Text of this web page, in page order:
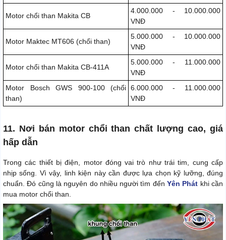
Motor chổi than Makita CB
4.000.000 - 10.000.000
VNĐ
Motor Maktec MT606 (chổi than)
5.000.000 - 10.000.000
VNĐ
Motor chổi than Makita CB-411A
5.000.000 - 11.000.000
VNĐ
Motor Bosch GWS 900-100 (chổi
than)
6.000.000 - 11.000.000
VNĐ
11. Nơi bán motor chổi than chất lượng cao, giá
hấp dẫn
Trong các thiết bị điện, motor đóng vai trò như trái tim, cung cấp
nhịp sống. Vì vậy, linh kiện này cần được lựa chọn kỹ lưỡng, đúng
chuẩn. Đó cũng là nguyên do nhiều người tìm đếnYên Phát khi cần
mua motor chổi than.